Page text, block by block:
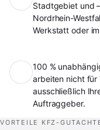
Stadtgebiet und
Nordrhein-
Werkstatt oder
100 %
arbeiten nicht für
ausschließlich
Auftraggeber.
VORTEILE KFZ-